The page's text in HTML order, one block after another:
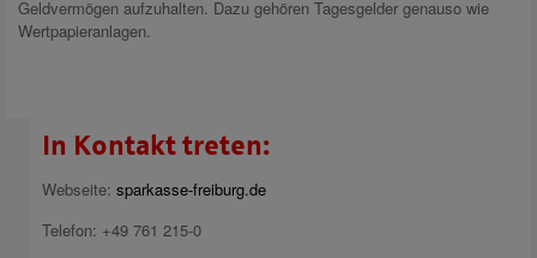
Geldvermögen aufzuhalten. Dazu gehören Tagesgelder genauso wie
Wertpapieranlagen.
In Kontakt treten:
Webseite: sparkasse-freiburg.de
Telefon: +49 761 215-0